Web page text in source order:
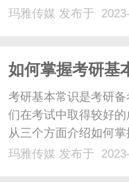
析。报告显示，百度
玛雅传媒 发布于
如何掌握考研基
考研基本常识是考研
们在考试中取得较好
从三个方面介绍如何
是掌握考研基本常识
玛雅传媒 发布于